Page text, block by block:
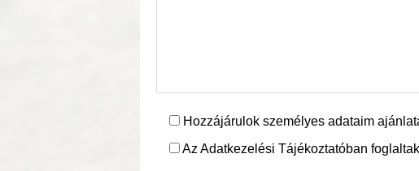
Hozzájárulok személyes adataim
Az Adatkezelési Tájékoztatóban